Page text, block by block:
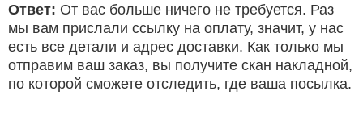
Ответ: От вас больше ничего не требуется. Раз
мы вам прислали ссылку на оплату, значит, у нас
есть все детали и адрес доставки. Как только мы
отправим ваш заказ, вы получите скан накладной,
по которой сможете отследить, где ваша посылка.